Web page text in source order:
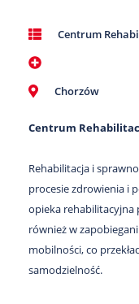
Centrum
Chorzów
Centrum
Rehabilitacja i
procesie zdrowienia i
opieka rehabilitacyjna
również w
mobilności, co
samodzielność.